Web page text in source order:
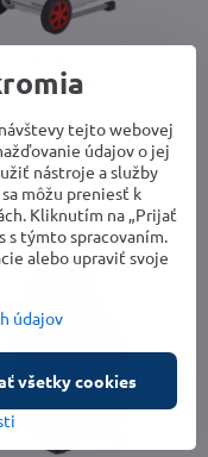
drvič vetiev
209,99 €
Do košíka
tejto webovej
údajov o jej
nástroje a služby
môžu preniesť k
Kliknutím na „Prijať
s týmto spracovaním.
alebo upraviť svoje
údajov
všetky cookies